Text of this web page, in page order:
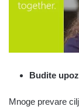
Budite
Mnoge prevare